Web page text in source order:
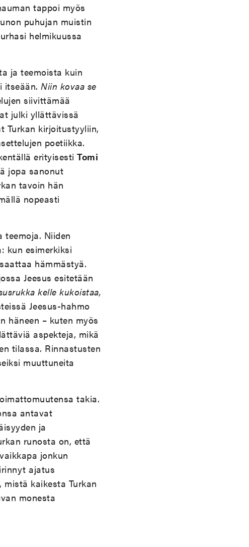
tappoi myös
puhujan muistin
helmikuussa
ja teemoista kuin
itseään. Niin kovaa se
siivittämää
julki yllättävissä
Turkan kirjoitustyyliin,
poetiikka.
erityisesti Tomi
jopa sanonut
tavoin hän
nopeasti
teemoja. Niiden
kun esimerkiksi
hämmästyä.
Jeesus esitetään
kelle kukoistaa,
Jeesus-hahmo
häneen – kuten myös
aspekteja, mikä
tilassa. Rinnastusten
muuttuneita
takia.
antavat
ja
runosta on, että
jonkun
ajatus
kaikesta Turkan
monesta